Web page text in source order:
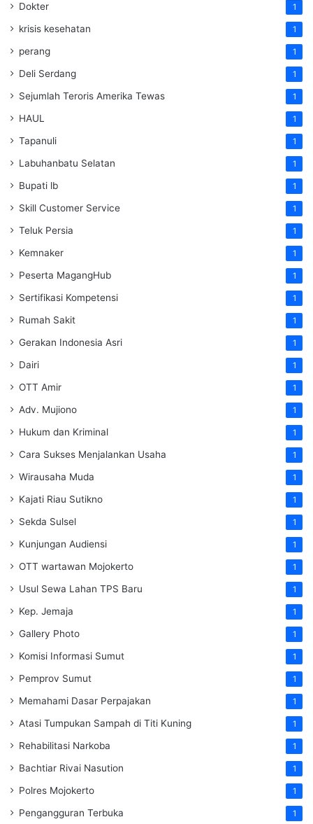
Dokter 1
krisis kesehatan 1
perang 1
Deli Serdang 1
Sejumlah Teroris Amerika Tewas 1
HAUL 1
Tapanuli 1
Labuhanbatu Selatan 1
Bupati lb 1
Skill Customer Service 1
Teluk Persia 1
Kemnaker 1
Peserta MagangHub 1
Sertifikasi Kompetensi 1
Rumah Sakit 1
Gerakan Indonesia Asri 1
Dairi 1
OTT Amir 1
Adv. Mujiono 1
Hukum dan Kriminal 1
Cara Sukses Menjalankan Usaha 1
Wirausaha Muda 1
Kajati Riau Sutikno 1
Sekda Sulsel 1
Kunjungan Audiensi 1
OTT wartawan Mojokerto 1
Usul Sewa Lahan TPS Baru 1
Kep. Jemaja 1
Gallery Photo 1
Komisi Informasi Sumut 1
Pemprov Sumut 1
Memahami Dasar Perpajakan 1
Atasi Tumpukan Sampah di Titi Kuning 1
Rehabilitasi Narkoba 1
Bachtiar Rivai Nasution 1
Polres Mojokerto 1
Pengangguran Terbuka 1